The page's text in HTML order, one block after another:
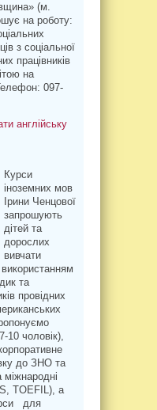
(м.
на роботу:
з соціальної
працівників
на
097-
англійську
Курси
іноземних мов
Ірини Ченцової
запрошують
дітей та
дорослих
вивчати
та
провідних
10 чоловік),
до ЗНО та
міжнародні
TOEFIL), а
для